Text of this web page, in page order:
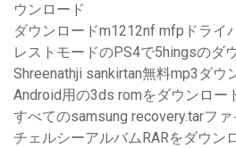
ウンロード
ダウンロードm1212nf mfpドライ
レストモードのPS4で5hingsのダ
Shreenathji sankirtan無料mp3ダウ
Android用の3ds romをダウンロー
すべてのsamsung recovery.tarフ
チェルシーアルバムRARをダウン